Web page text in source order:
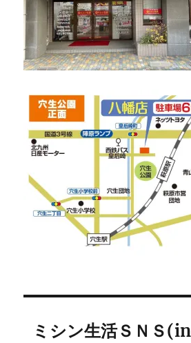
ミシン生活ＳＮＳ